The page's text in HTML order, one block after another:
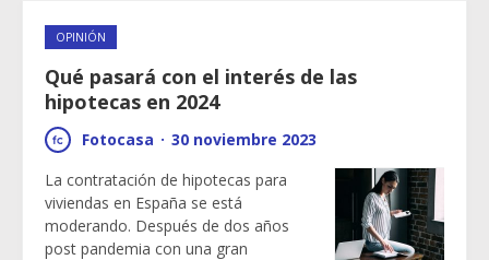
OPINIÓN
Qué pasará con el interés de las
hipotecas en 2024
Fotocasa · 30 noviembre 2023
La contratación de hipotecas para
viviendas en España se está
moderando. Después de dos años
post pandemia con una gran